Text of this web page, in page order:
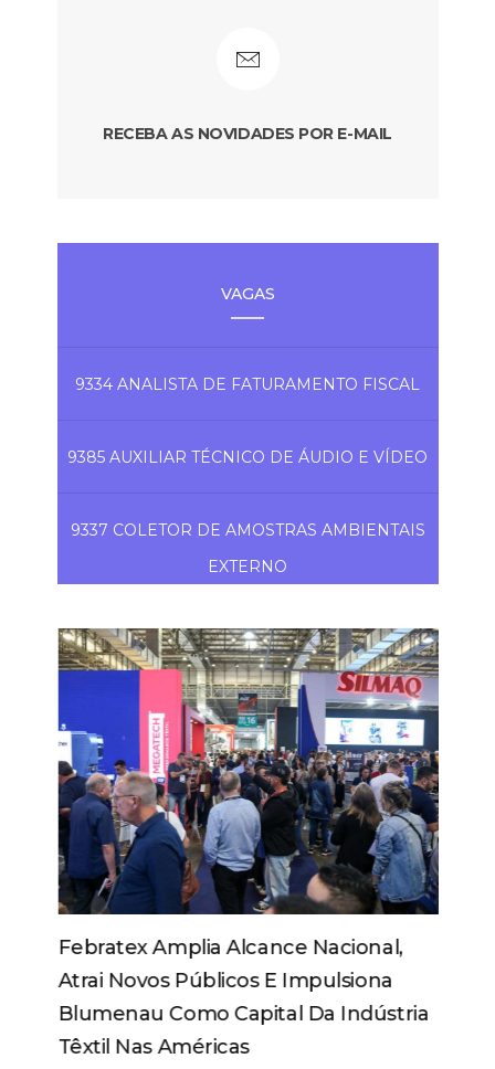
RECEBA AS NOVIDADES POR E-MAIL
VAGAS
9334 ANALISTA DE FATURAMENTO FISCAL
9385 AUXILIAR TÉCNICO DE ÁUDIO E VÍDEO
9337 COLETOR DE AMOSTRAS AMBIENTAIS
EXTERNO
Febratex Amplia Alcance Nacional,
Atrai Novos Públicos E Impulsiona
Blumenau Como Capital Da Indústria
Têxtil Nas Américas